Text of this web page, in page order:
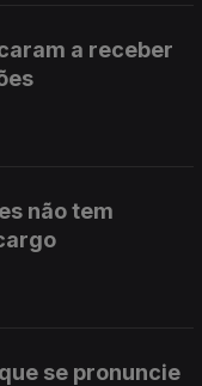
a receber
não tem
se pronuncie